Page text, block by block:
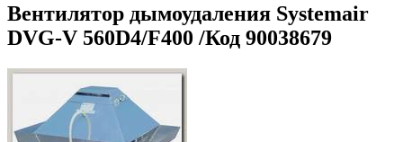
Вентилятор дымоудаления Systemair
DVG-V 560D4/F400 /Код 90038679